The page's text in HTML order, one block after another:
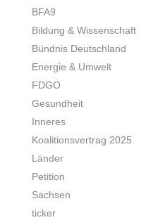
BFA9
Bildung & Wissenschaft
Bündnis Deutschland
Energie & Umwelt
FDGO
Gesundheit
Inneres
Koalitionsvertrag 2025
Länder
Petition
Sachsen
ticker